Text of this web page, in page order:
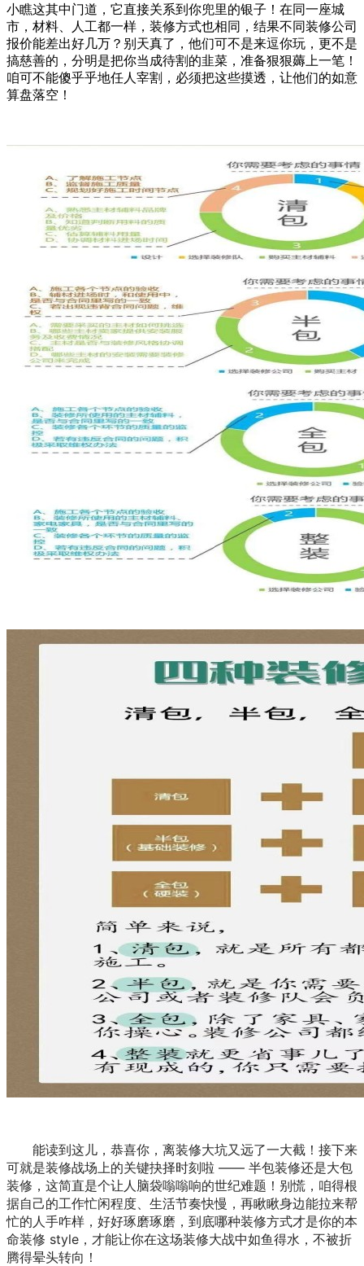
小瞧这其中门道，它直接关系到你兜里的银子！在同一座城
市，材料、人工都一样，装修方式也相同，结果不同装修公司
报价能差出好几万？别天真了，他们可不是来逗你玩，更不是
搞慈善的，分明是把你当成待割的韭菜，准备狠狠薅上一笔！
咱可不能傻乎乎地任人宰割，必须把这些摸透，让他们的如意
算盘落空！
能读到这儿，恭喜你，离装修大坑又远了一大截！接下来
可就是装修战场上的关键抉择时刻啦 —— 半包装修还是大包
装修，这简直是个让人脑袋嗡嗡响的世纪难题！别慌，咱得根
据自己的工作忙闲程度、生活节奏快慢，再瞅瞅身边能拉来帮
忙的人手咋样，好好琢磨琢磨，到底哪种装修方式才是你的本
命装修 style，才能让你在这场装修大战中如鱼得水，不被折
腾得晕头转向！